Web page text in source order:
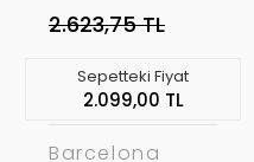
2.623,75 TL
Sepetteki Fiyat
2.099,00 TL
Barcelona